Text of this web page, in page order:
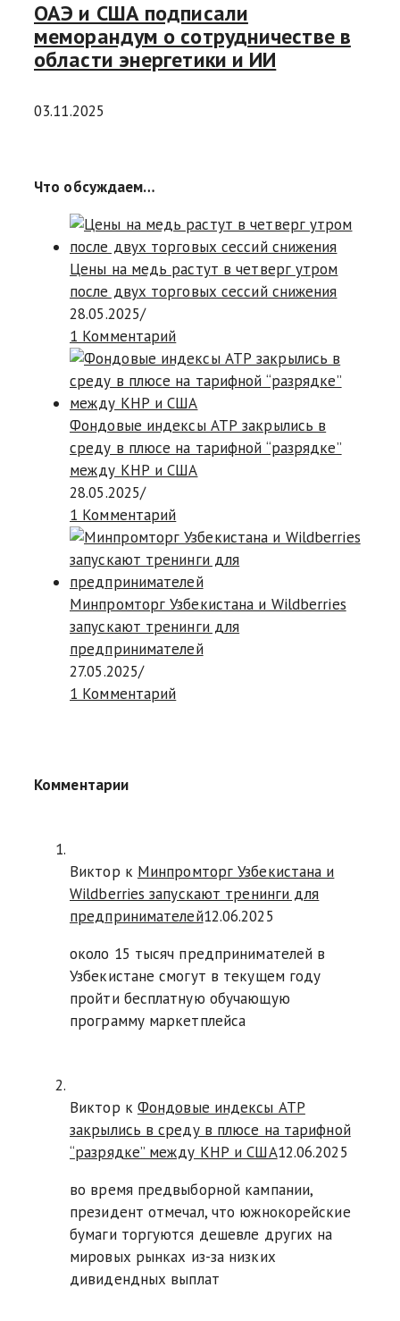
ОАЭ и США подписали
меморандум о сотрудничестве в
области энергетики и ИИ
03.11.2025
Что обсуждаем…
Цены на медь растут в четверг утром
после двух торговых сессий снижения
28.05.2025/
1 Комментарий
Фондовые индексы АТР закрылись в
среду в плюсе на тарифной “разрядке”
между КНР и США
28.05.2025/
1 Комментарий
Минпромторг Узбекистана и Wildberries
запускают тренинги для
предпринимателей
27.05.2025/
1 Комментарий
Комментарии
Виктор к Минпромторг Узбекистана и
Wildberries запускают тренинги для
предпринимателей12.06.2025
около 15 тысяч предпринимателей в
Узбекистане смогут в текущем году
пройти бесплатную обучающую
программу маркетплейса
Виктор к Фондовые индексы АТР
закрылись в среду в плюсе на тарифной
“разрядке” между КНР и США12.06.2025
во время предвыборной кампании,
президент отмечал, что южнокорейские
бумаги торгуются дешевле других на
мировых рынках из-за низких
дивидендных выплат